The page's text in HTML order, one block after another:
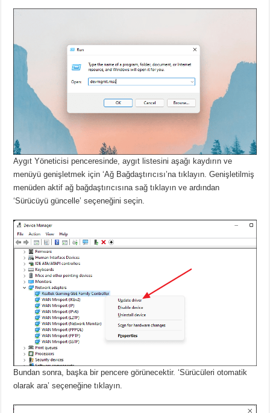
Aygıt Yöneticisi penceresinde, aygıt listesini aşağı kaydırın ve
menüyü genişletmek için ‘Ağ Bağdaştırıcısı’na tıklayın.Genişletilmiş
menüden aktif ağ bağdaştırıcısına sağ tıklayın ve ardından
‘Sürücüyü güncelle’ seçeneğini seçin.
Bundan sonra, başka bir pencere görünecektir.‘Sürücüleri otomatik
olarak ara’ seçeneğine tıklayın.